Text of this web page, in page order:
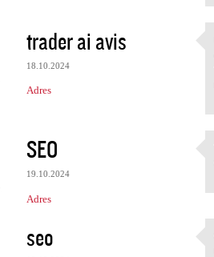
a
r
z
trader ai avis
18.10.2024
Adres
SEO
19.10.2024
Adres
seo